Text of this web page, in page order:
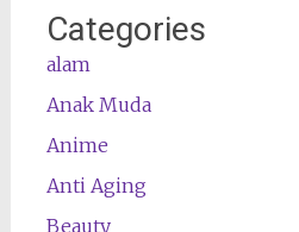
Categories
alam
Anak Muda
Anime
Anti Aging
Beauty